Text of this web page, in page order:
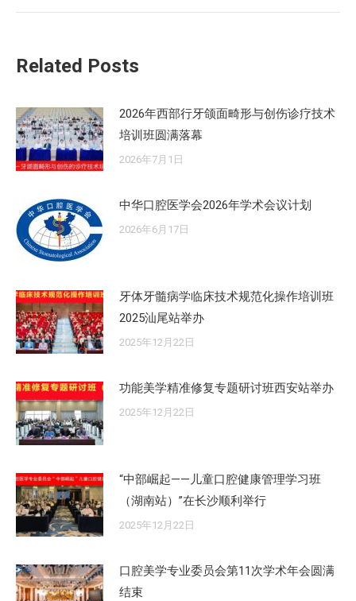
的
Related Posts
2026年西部行牙颌面畸形与创伤诊疗技术
培训班圆满落幕
2026年7月1日
中华口腔医学会2026年学术会议计划
2026年6月17日
牙体牙髓病学临床技术规范化操作培训班
2025汕尾站举办
2025年12月22日
功能美学精准修复专题研讨班西安站举办
2025年12月22日
“中部崛起——儿童口腔健康管理学习班
（湖南站）”在长沙顺利举行
2025年12月22日
口腔美学专业委员会第11次学术年会圆满
结束